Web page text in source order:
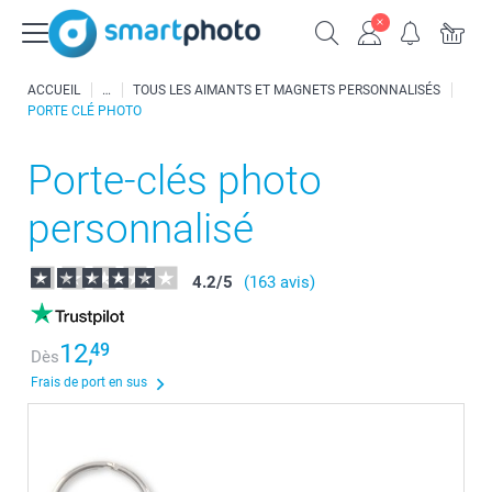
ACCUEIL
TOUS LES AIMANTS ET MAGNETS PERSONNALISÉS
PORTE CLÉ PHOTO
Porte-clés photo
personnalisé
4.2/5 (163 avis)
Dès12,49
Frais de port en sus